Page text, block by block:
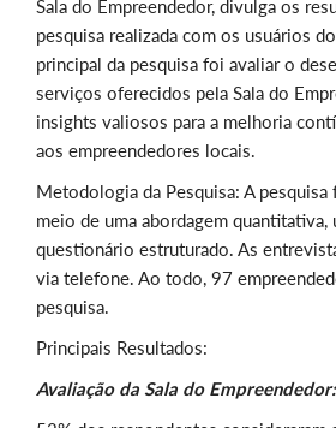
Sala do Empreendedor, divulga os
pesquisa realizada com os usuários
principal da pesquisa foi avaliar o
serviços oferecidos pela Sala do
insights valiosos para a melhoria
aos empreendedores locais.
Metodologia da Pesquisa: A
meio de uma abordagem
questionário estruturado. As
via telefone. Ao todo, 97
pesquisa.
Principais Resultados:
Avaliação da Sala do Empreendedor: